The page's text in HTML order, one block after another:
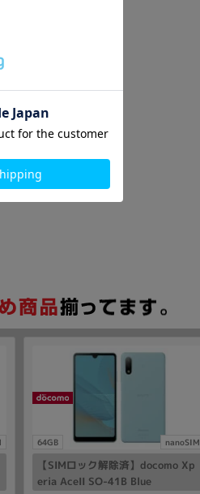
64GB nanoSIM
【SIMロック解除済】docomo Xp
eria AceII SO-41B Blue